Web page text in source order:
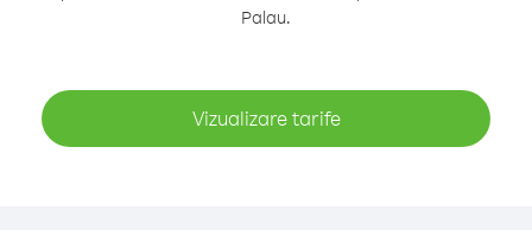
Palau.
Vizualizare tarife